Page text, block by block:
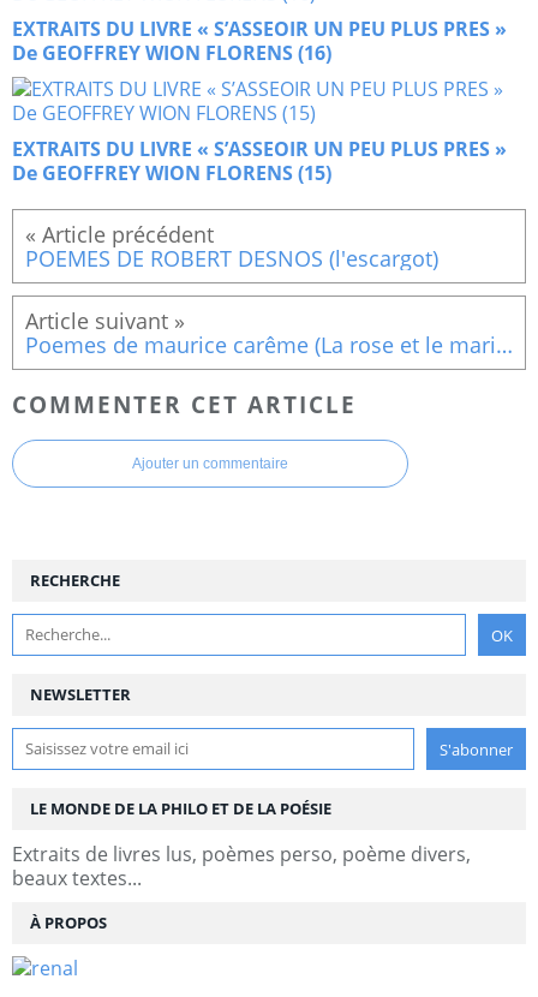
EXTRAITS DU LIVRE « S’ASSEOIR UN PEU PLUS PRES »
De GEOFFREY WION FLORENS (16)
EXTRAITS DU LIVRE « S’ASSEOIR UN PEU PLUS PRES »
De GEOFFREY WION FLORENS (15)
POEMES DE ROBERT DESNOS (l'escargot)
Poemes de maurice carême (La rose et le marin)
COMMENTER CET ARTICLE
Ajouter un commentaire
NEWSLETTER
RECHERCHE
LE MONDE DE LA PHILO ET DE LA POÉSIE
Extraits de livres lus, poèmes perso, poème divers,
beaux textes...
À PROPOS